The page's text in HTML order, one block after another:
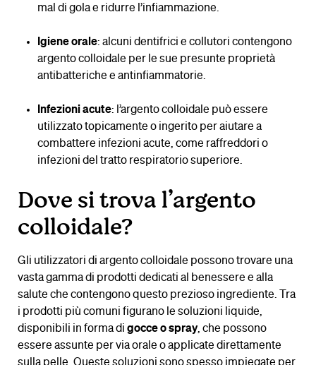
mal di gola e ridurre l’infiammazione.
Igiene orale: alcuni dentifrici e collutori contengono
argento colloidale per le sue presunte proprietà
antibatteriche e antinfiammatorie.
Infezioni acute: l’argento colloidale può essere
utilizzato topicamente o ingerito per aiutare a
combattere infezioni acute, come raffreddori o
infezioni del tratto respiratorio superiore.
Dove si trova l’argento
colloidale?
Gli utilizzatori di argento colloidale possono trovare una
vasta gamma di prodotti dedicati al benessere e alla
salute che contengono questo prezioso ingrediente. Tra
i prodotti più comuni figurano le soluzioni liquide,
disponibili in forma di gocce o spray, che possono
essere assunte per via orale o applicate direttamente